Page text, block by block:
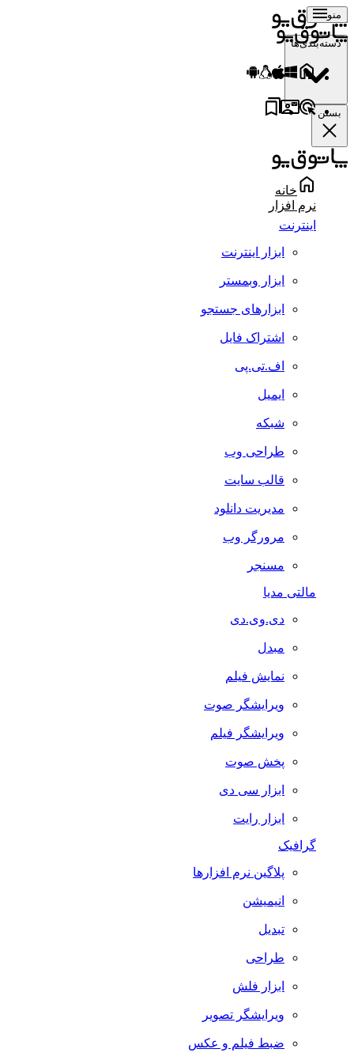
منو
دسته‌بندی‌ها
بستن
خانه
نرم افزار
اینترنت
ابزار اینترنت
ابزار وبمستر
ابزارهای جستجو
اشتراک فایل
اف.تی.پی
ایمیل
شبکه
طراحی وب
قالب سایت
مدیریت دانلود
مرورگر وب
مسنجر
مالتی مدیا
دی.وی.دی
مبدل
نمایش فیلم
ویرایشگر صوت
ویرایشگر فیلم
پخش صوت
ابزار سی دی
ابزار رایت
گرافیک
پلاگین نرم افزارها
انیمیشن
تبدیل
طراحی
ابزار فلش
ویرایشگر تصویر
ضبط فيلم و عكس